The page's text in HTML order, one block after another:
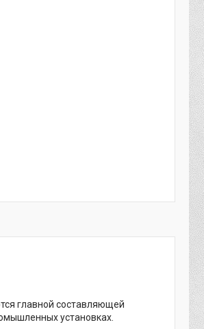
главной составляющей
установках.